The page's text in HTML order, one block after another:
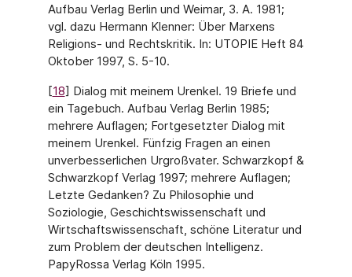
Aufbau Verlag Berlin und Weimar, 3. A. 1981;
vgl. dazu Hermann Klenner: Über Marxens
Religions- und Rechtskritik. In: UTOPIE Heft 84
Oktober 1997, S. 5-10.
[18] Dialog mit meinem Urenkel. 19 Briefe und
ein Tagebuch. Aufbau Verlag Berlin 1985;
mehrere Auflagen; Fortgesetzter Dialog mit
meinem Urenkel. Fünfzig Fragen an einen
unverbesserlichen Urgroßvater. Schwarzkopf &
Schwarzkopf Verlag 1997; mehrere Auflagen;
Letzte Gedanken? Zu Philosophie und
Soziologie, Geschichtswissenschaft und
Wirtschaftswissenschaft, schöne Literatur und
zum Problem der deutschen Intelligenz.
PapyRossa Verlag Köln 1995.